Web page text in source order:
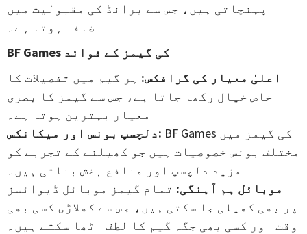
پہنچاتی ہیں، جس سے برانڈ کی مقبولیت میں
اضافہ ہوتا ہے۔
BF Games کی گیمز کے فوائد
اعلیٰ معیار کی گرافکس: ہر گیم میں تفصیلات کا
خاص خیال رکھا جاتا ہے، جس سے گیمز کا بصری
معیار بہترین ہوتا ہے۔
دلچسپ بونس اور میکانکس: BF Games کی گیمز میں
مختلف بونس خصوصیات ہیں جو کھیلنے کے تجربے کو
مزید دلچسپ اور منافع بخش بناتی ہیں۔
موبائل ہم آہنگی: تمام گیمز موبائل ڈیوائسز
پر بھی کھیلی جا سکتی ہیں، جس سے کھلاڑی کسی بھی
وقت اور کسی بھی جگہ گیم کا لطف اٹھا سکتے ہیں۔